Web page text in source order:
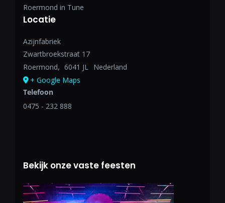
Locatie
Azijnfabriek
Zwartbroekstraat 17
Roermond, 6041 JL
Nederland
+ Google Maps
Telefoon
0475 - 232 888
Roermond in Tune
Bekijk onze vaste feesten